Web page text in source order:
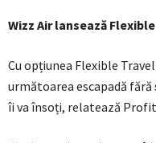
Wizz Air lansează
Cu opțiunea Flexible
următoarea escapadă
îi va însoți, relatează